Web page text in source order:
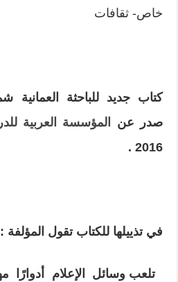
خاص- ثقافات
كتاب جديد للباحثة العمانية
صدر عن
المؤسسة العربية
2016
.
في تذييلها للكتاب تقول المؤلفة :
تلعب وسائل الإعلام